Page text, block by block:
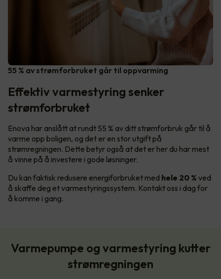
55 % av strømforbruket går til oppvarming
Effektiv varmestyring senker
strømforbruket
Enova har anslått at rundt 55 % av ditt strømforbruk går til å
varme opp boligen, og det er en stor utgift på
strømregningen. Dette betyr også at det er her du har mest
å vinne på å investere i gode løsninger.
Du kan faktisk redusere energiforbruket med hele 20 % ved
å skaffe deg et varmestyringssystem. Kontakt oss i dag for
å komme i gang.
Varmepumpe og varmestyring kutter
strømregningen